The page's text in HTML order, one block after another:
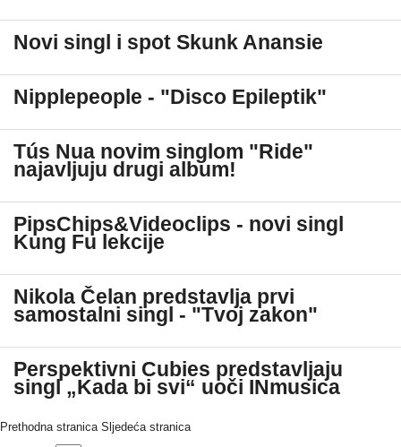
Novi singl i spot Skunk Anansie
Nipplepeople - "Disco Epileptik"
Tús Nua novim singlom "Ride"
najavljuju drugi album!
PipsChips&Videoclips - novi singl
Kung Fu lekcije
Nikola Čelan predstavlja prvi
samostalni singl - "Tvoj zakon"
Perspektivni Cubies predstavljaju
singl „Kada bi svi“ uoči INmusica
Prethodna stranica Sljedeća stranica